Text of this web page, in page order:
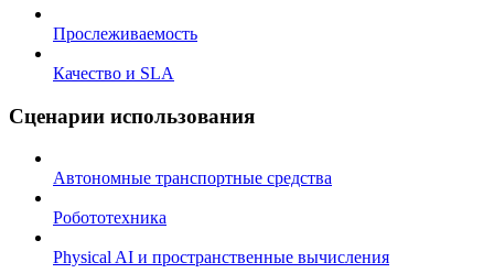
Прослеживаемость
Качество и SLA
Сценарии использования
Автономные транспортные средства
Робототехника
Physical AI и пространственные вычисления